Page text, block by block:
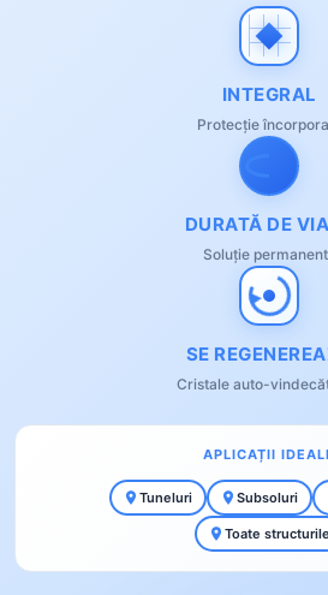
INTEGRAL
Protecție
DURATĂ DE
Soluție
SE
Cristale auto-
APLICAȚII
Tuneluri Subsoluri
Toate structurile